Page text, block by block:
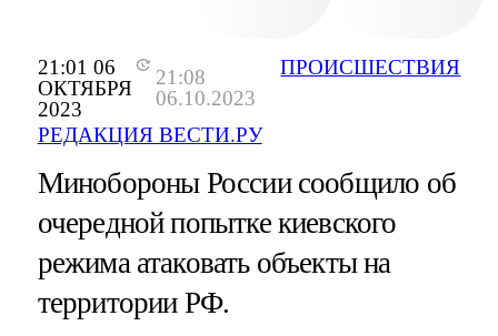
21:01 06
ОКТЯБРЯ
2023
21:08
06.10.2023
РЕДАКЦИЯ ВЕСТИ.РУ
ПРОИСШЕСТВИЯ
Минобороны России сообщило об
очередной попытке киевского
режима атаковать объекты на
территории РФ.